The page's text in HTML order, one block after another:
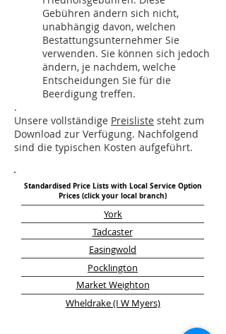
Gebühren ändern sich nicht,
unabhängig davon, welchen
Bestattungsunternehmer Sie
verwenden. Sie können sich jedoch
ändern, je nachdem, welche
Entscheidungen Sie für die
Beerdigung treffen.
.
Unsere vollständige Preisliste steht zum
Download zur Verfügung. Nachfolgend
sind die typischen Kosten aufgeführt.
Standardised Price Lists with Local Service Option
Prices (click your local branch)
York
Tadcaster
Easingwold
Pocklington
Market Weighton
Wheldrake (I W Myers)